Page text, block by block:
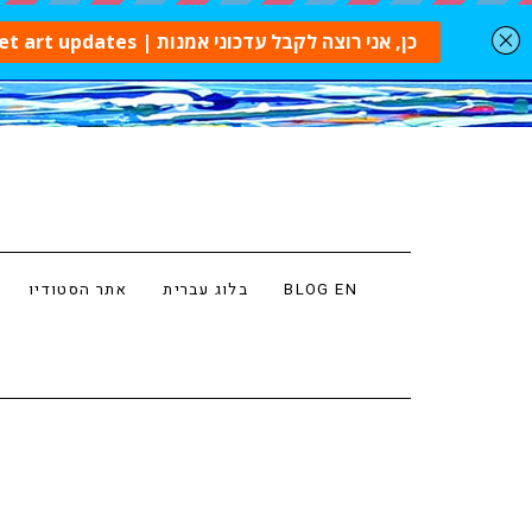
אתר הסטודיו בלוג עברית BLOG EN